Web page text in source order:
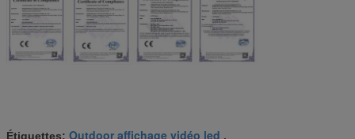
Étiquettes: Outdoor affichage vidéo led ,